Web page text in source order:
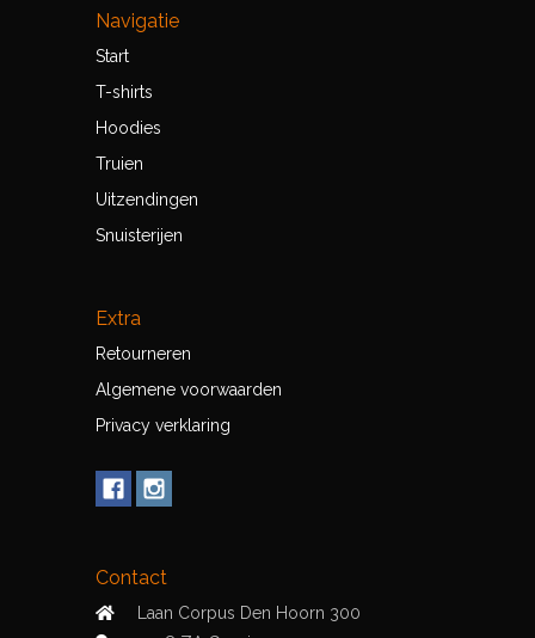
Navigatie
Start
T-shirts
Hoodies
Truien
Uitzendingen
Snuisterijen
Extra
Retourneren
Algemene voorwaarden
Privacy verklaring
Contact
Laan Corpus Den Hoorn 300